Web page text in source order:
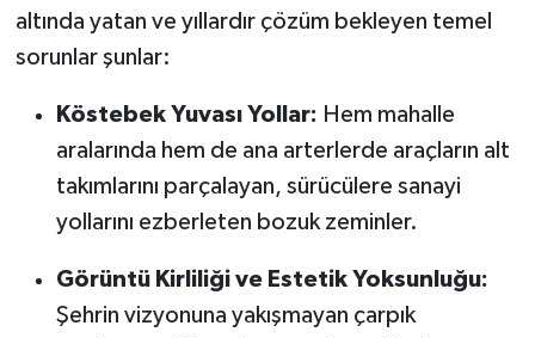
altında yatan ve yıllardır çözüm bekleyen temel
sorunlar şunlar:
Köstebek Yuvası Yollar: Hem mahalle
aralarında hem de ana arterlerde araçların alt
takımlarını parçalayan, sürücülere sanayi
yollarını ezberleten bozuk zeminler.
Görüntü Kirliliği ve Estetik Yoksunluğu:
Şehrin vizyonuna yakışmayan çarpık